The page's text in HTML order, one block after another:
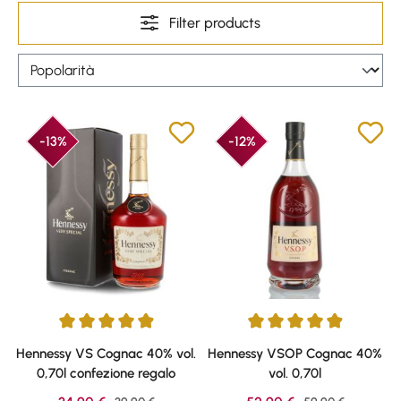
Filter products
-13%
Average rating of 4.95 out of 5 stars
Hennessy VS Cognac 40% vol.
0,70l confezione regalo
-12%
Average rating of 4.97 out of 5
Hennessy VSOP Cognac 40%
vol. 0,70l